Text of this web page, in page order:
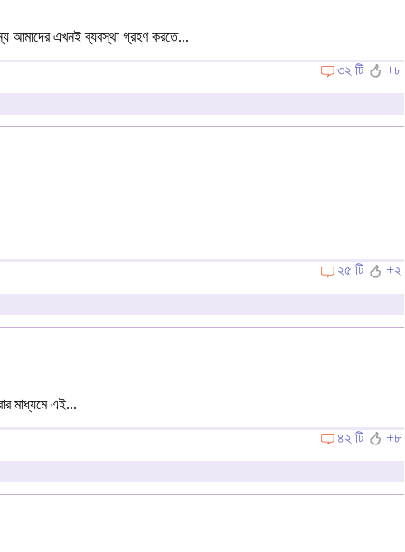
আমাদের এখনই ব্যবস্থা গ্রহণ করতে...
৩২ টি +৮
২৫ টি +২
মাধ্যমে এই...
৪২ টি +৮